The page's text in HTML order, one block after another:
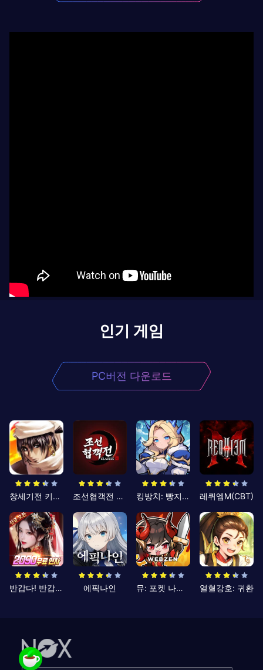
인기 게임
PC버전 다운로드
창세기전 키우기 조선협객전 클래식 킹방치: 빵지의 제왕 레퀴엠M(CBT)
반갑다! 반갑삼국지 에픽나인 뮤: 포켓 나이츠 열혈강호: 귀환